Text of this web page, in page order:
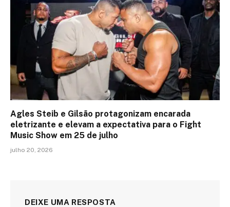
Agles Steib e Gilsão protagonizam encarada
eletrizante e elevam a expectativa para o Fight
Music Show em 25 de julho
julho 20, 2026
DEIXE UMA RESPOSTA